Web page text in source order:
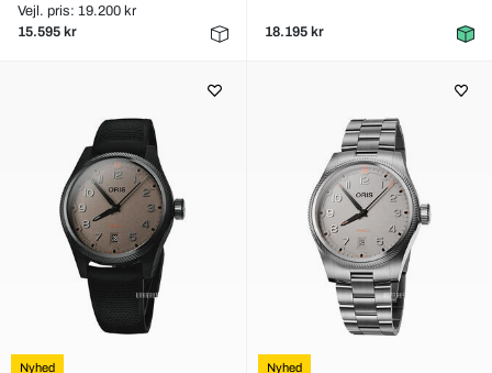
Vejl. pris: 19.200 kr
15.595 kr
18.195 kr
Nyhed Nyhed